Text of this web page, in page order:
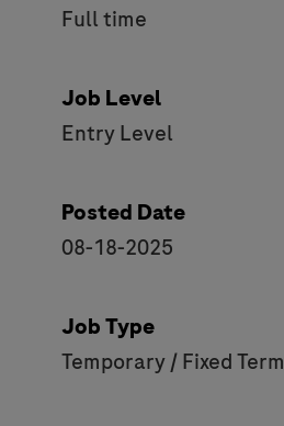
Full time
Job Level
Entry Level
Posted Date
08-18-2025
Job Type
Temporary / Fixed Term